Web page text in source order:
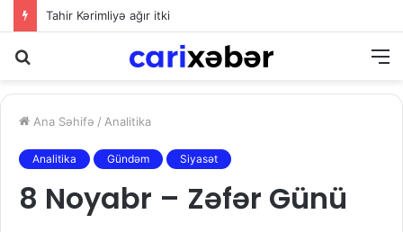
Tahir Kərimliyə ağır itki
Ana Səhifə / Analitika
Analitika Gündəm Siyasət
8 Noyabr – Zəfər Günü